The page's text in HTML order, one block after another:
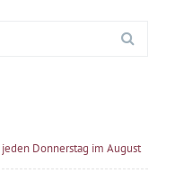
Donnerstag im August